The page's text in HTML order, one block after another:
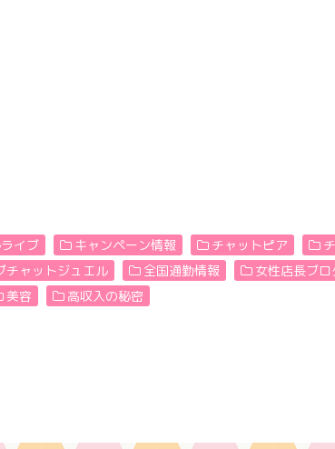
イブ キャンペーン情報 チャットピア
チャットジュエル 全国通勤情報 女性店長ブロ
美容
高収入の秘密